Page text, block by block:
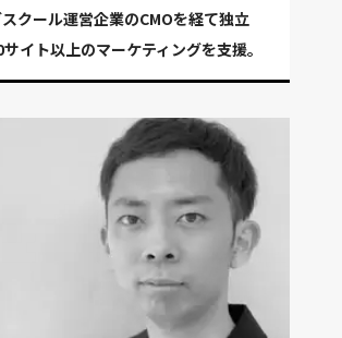
クール運営企業のCMOを経て独立
イト以上のマーケティングを支援。